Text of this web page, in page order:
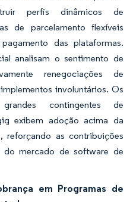
perfis dinâmicos de
de parcelamento flexíveis
das plataformas.
analisam o sentimento de
renegociações de
involuntários. Os
contingentes de
exibem adoção acima da
reforçando as contribuições
mercado de software de
em Programas de